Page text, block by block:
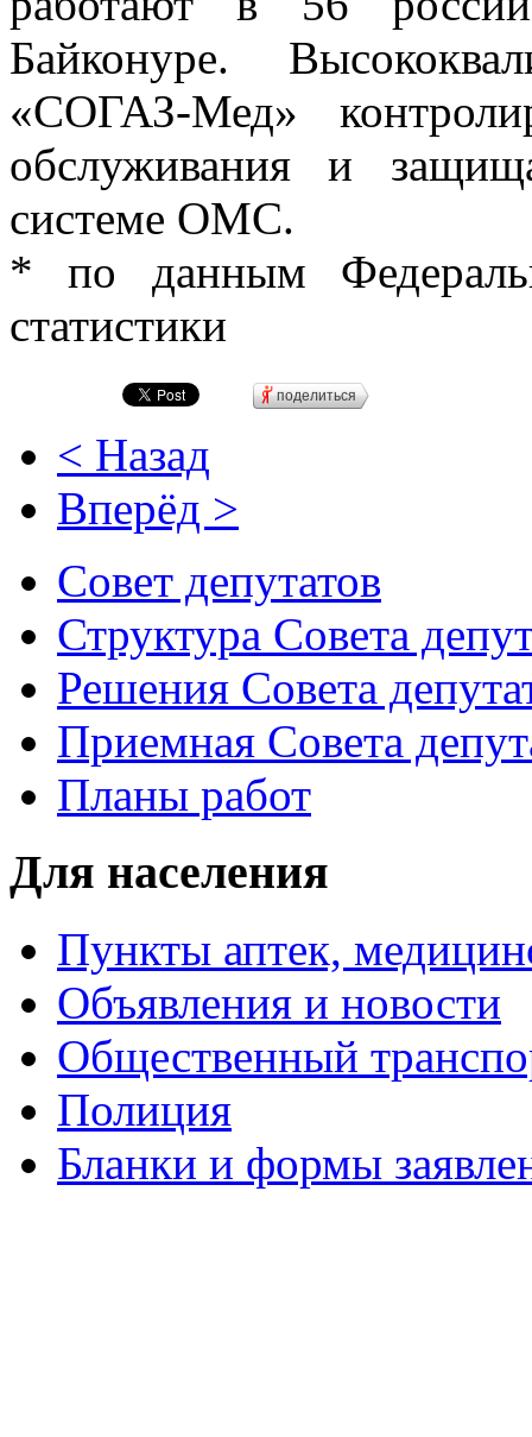
Байконуре.
«СОГАЗ-Мед»
обслуживания и
системе ОМС.
* по данным
статистики
поделиться
< Назад
Вперёд >
Совет депутатов
Структура Совета
Решения Совета
Приемная Совета
Планы работ
Для населения
Пункты аптек,
Объявления и новости
Общественный
Полиция
Бланки и формы